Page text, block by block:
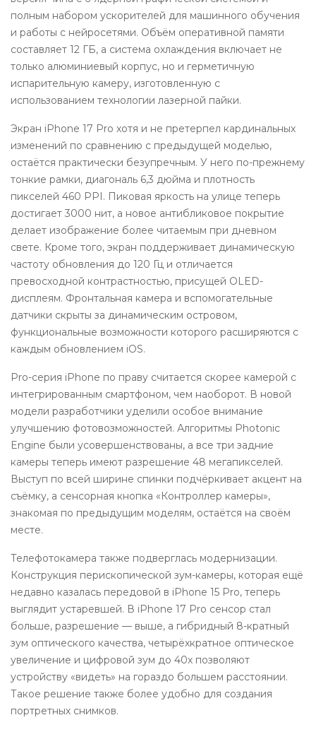
полным набором ускорителей для машинного обучения
и работы с нейросетями. Объём оперативной памяти
составляет 12 ГБ, а система охлаждения включает не
только алюминиевый корпус, но и герметичную
испарительную камеру, изготовленную с
использованием технологии лазерной пайки.
Экран iPhone 17 Pro хотя и не претерпел кардинальных
изменений по сравнению с предыдущей моделью,
остаётся практически безупречным. У него по-прежнему
тонкие рамки, диагональ 6,3 дюйма и плотность
пикселей 460 PPI. Пиковая яркость на улице теперь
достигает 3000 нит, а новое антибликовое покрытие
делает изображение более читаемым при дневном
свете. Кроме того, экран поддерживает динамическую
частоту обновления до 120 Гц и отличается
превосходной контрастностью, присущей OLED-
дисплеям. Фронтальная камера и вспомогательные
датчики скрыты за динамическим островом,
функциональные возможности которого расширяются с
каждым обновлением iOS.
Pro-серия iPhone по праву считается скорее камерой с
интегрированным смартфоном, чем наоборот. В новой
модели разработчики уделили особое внимание
улучшению фотовозможностей. Алгоритмы Photonic
Engine были усовершенствованы, а все три задние
камеры теперь имеют разрешение 48 мегапикселей.
Выступ по всей ширине спинки подчёркивает акцент на
съёмку, а сенсорная кнопка «Контроллер камеры»,
знакомая по предыдущим моделям, остаётся на своём
месте.
Телефотокамера также подверглась модернизации.
Конструкция перископической зум-камеры, которая ещё
недавно казалась передовой в iPhone 15 Pro, теперь
выглядит устаревшей. В iPhone 17 Pro сенсор стал
больше, разрешение — выше, а гибридный 8-кратный
зум оптического качества, четырёхкратное оптическое
увеличение и цифровой зум до 40х позволяют
устройству «видеть» на гораздо большем расстоянии.
Такое решение также более удобно для создания
портретных снимков.